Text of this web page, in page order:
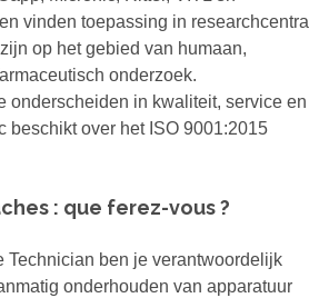
vinden toepassing in researchcentra
op het gebied van humaan,
onderzoek.
onderscheiden in kwaliteit, service en
beschikt over het ISO 9001:2015
: que ferez-vous ?
Technician ben je verantwoordelijk
onderhouden van apparatuur